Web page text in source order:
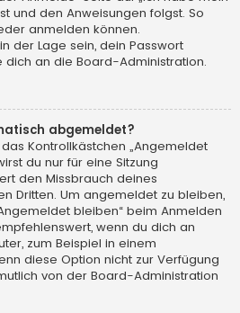
und den Anweisungen folgst. So
anmelden können.
der Lage sein, dein Passwort
dich an die Board-Administration.
abgemeldet?
Kontrollkästchen „Angemeldet
du nur für eine Sitzung
den Missbrauch deines
Dritten. Um angemeldet zu bleiben,
bleiben“ beim Anmelden
wenn du dich an
zum Beispiel in einem
diese Option nicht zur Verfügung
von der Board-Administration